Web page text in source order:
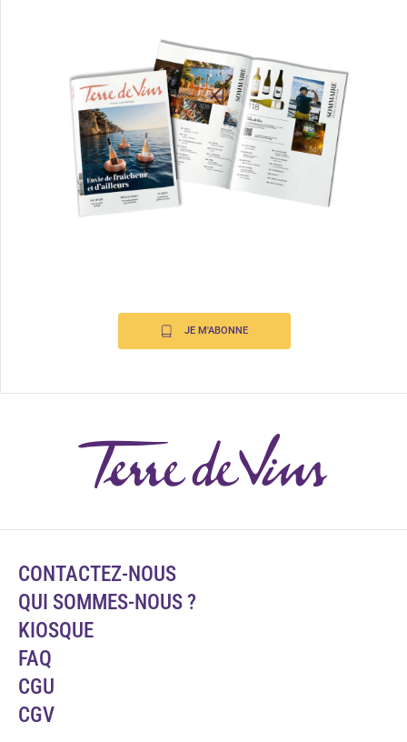
JE M'ABONNE
CONTACTEZ-NOUS
QUI SOMMES-NOUS ?
KIOSQUE
FAQ
CGU
CGV